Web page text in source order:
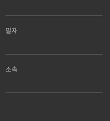
필자
소속